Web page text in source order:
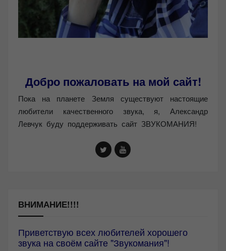
Добро пожаловать на мой сайт!
Пока на планете Земля существуют настоящие
любители качественного звука, я, Александр
Левчук буду поддерживать сайт ЗВУКОМАНИЯ!
ВНИМАНИЕ!!!!
Приветствую всех любителей хорошего
звука на своём сайте "Звукомания"!